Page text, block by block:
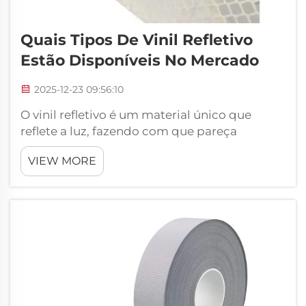
Quais Tipos De Vinil Refletivo
Estão Disponíveis No Mercado
2025-12-23 09:56:10
O vinil refletivo é um material único que
reflete a luz, fazendo com que pareça
brilhante no escuro. Por isso, é extremamente
útil para inúmeras coisas, como placas,
roupas e veículos. Escolhem o vinil refletivo
VIEW MORE